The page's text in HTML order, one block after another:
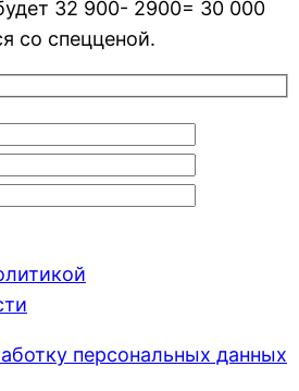
32 900- 2900= 30 000
со спецценой.
персональных данных